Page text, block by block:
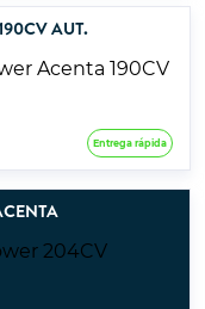
AUT.
Entrega rápida